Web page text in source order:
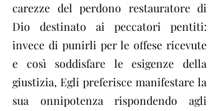
carezze del perdono restauratore di
Dio destinato ai peccatori pentiti:
invece di punirli per le offese ricevute
e così soddisfare le esigenze della
giustizia, Egli preferisce manifestare la
sua onnipotenza rispondendo agli